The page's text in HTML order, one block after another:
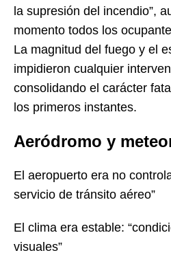
la supresión del incendio”,
momento todos los
La magnitud del fuego y el
impidieron cualquier
consolidando el carácter
los primeros instantes.
Aeródromo y
El aeropuerto era no
servicio de tránsito aéreo”
El clima era estable:
visuales”